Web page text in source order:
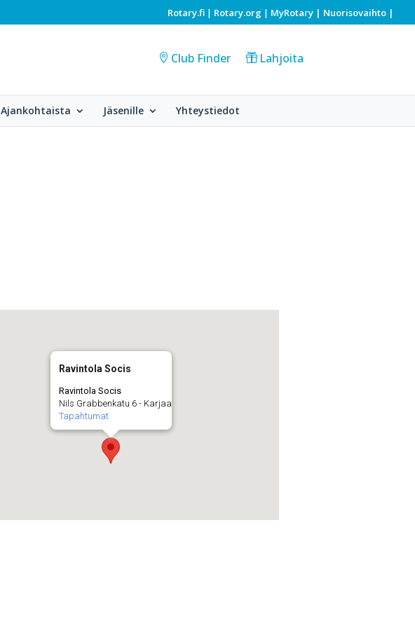
Rotary.fi | Rotary.org | MyRotary | Nuorisovaihto |
Club Finder Lahjoita
Ajankohtaista Jäsenille Yhteystiedot
Ravintola Socis
Ravintola Socis
Nils Grabbenkatu 6 - Karjaa
Tapahtumat